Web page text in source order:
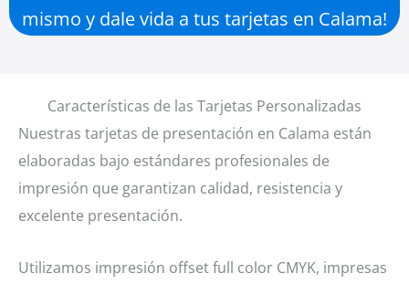
mismo y dale vida a tus tarjetas en Calama!
Características de las Tarjetas Personalizadas
Nuestras tarjetas de presentación en Calama están
elaboradas bajo estándares profesionales de
impresión que garantizan calidad, resistencia y
excelente presentación.
Utilizamos impresión offset full color CMYK, impresas